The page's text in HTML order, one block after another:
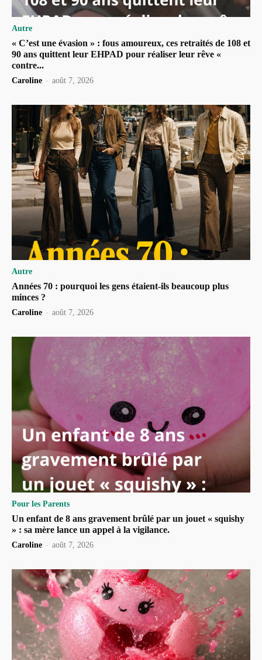
Autre
« C’est une évasion » : fous amoureux, ces retraités de 108 et
90 ans quittent leur EHPAD pour réaliser leur rêve «
contre...
Caroline - août 7, 2026
Autre
Années 70 : pourquoi les gens étaient-ils beaucoup plus
minces ?
Caroline - août 7, 2026
Pour les Parents
Un enfant de 8 ans gravement brûlé par un jouet « squishy
» : sa mère lance un appel à la vigilance.
Caroline - août 7, 2026